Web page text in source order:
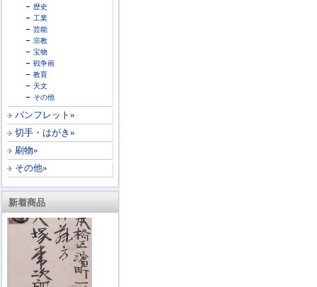
歴史
工業
芸能
宗教
宝物
戦争画
教育
天文
その他
パンフレット»
切手・はがき»
刷物»
その他»
新着商品